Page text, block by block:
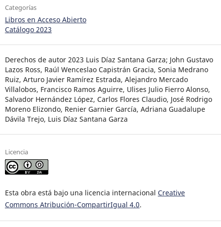
Categorías
Libros en Acceso Abierto
Catálogo 2023
Derechos de autor 2023 Luis Díaz Santana Garza; John Gustavo
Lazos Ross, Raúl Wenceslao Capistrán Gracia, Sonia Medrano
Ruiz, Arturo Javier Ramírez Estrada, Alejandro Mercado
Villalobos, Francisco Ramos Aguirre, Ulises Julio Fierro Alonso,
Salvador Hernández López, Carlos Flores Claudio, José Rodrigo
Moreno Elizondo, Renier Garnier García, Adriana Guadalupe
Dávila Trejo, Luis Díaz Santana Garza
Licencia
Esta obra está bajo una licencia internacional Creative
Commons Atribución-CompartirIgual 4.0.